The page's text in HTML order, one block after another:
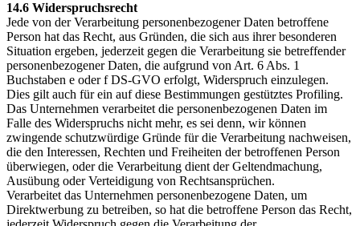
14.6 Widerspruchsrecht
Jede von der Verarbeitung personenbezogener Daten betroffene
Person hat das Recht, aus Gründen, die sich aus ihrer besonderen
Situation ergeben, jederzeit gegen die Verarbeitung sie betreffender
personenbezogener Daten, die aufgrund von Art. 6 Abs. 1
Buchstaben e oder f DS-GVO erfolgt, Widerspruch einzulegen.
Dies gilt auch für ein auf diese Bestimmungen gestütztes Profiling.
Das Unternehmen verarbeitet die personenbezogenen Daten im
Falle des Widerspruchs nicht mehr, es sei denn, wir können
zwingende schutzwürdige Gründe für die Verarbeitung nachweisen,
die den Interessen, Rechten und Freiheiten der betroffenen Person
überwiegen, oder die Verarbeitung dient der Geltendmachung,
Ausübung oder Verteidigung von Rechtsansprüchen.
Verarbeitet das Unternehmen personenbezogene Daten, um
Direktwerbung zu betreiben, so hat die betroffene Person das Recht,